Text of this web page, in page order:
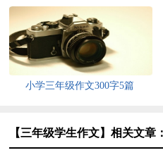
小学三年级作文300字5篇
【三年级学生作文】相关文章：